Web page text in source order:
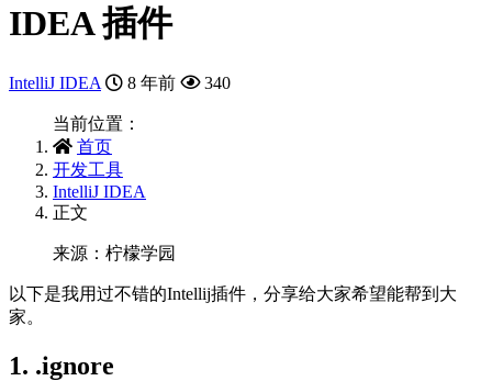
IDEA 插件
IntelliJ IDEA 8 年前 340
当前位置：
首页
开发工具
IntelliJ IDEA
正文
来源：柠檬学园
以下是我用过不错的Intellij插件，分享给大家希望能帮到大
家。
1. .ignore